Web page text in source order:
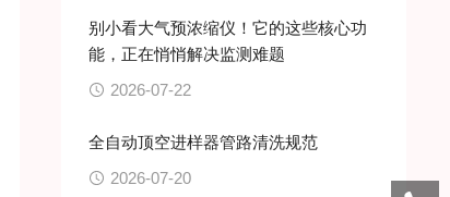
别小看大气预浓缩仪！它的这些核心功
能，正在悄悄解决监测难题
2026-07-22
全自动顶空进样器管路清洗规范
2026-07-20